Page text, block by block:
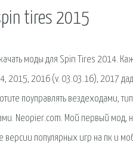
tires 2015
моды для Spin Tires 2014.
2015, 2016 (v. 03.03.16), 2017
поуправлять вездеходами,
Neopier.com. Мой первый мод,
версии популярных игр на пк и